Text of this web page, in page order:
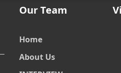
Our Team
Home
About Us